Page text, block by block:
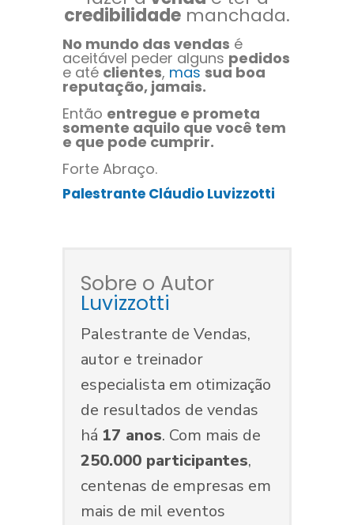
credibilidade manchada.
No mundo das vendas é
aceitável peder alguns pedidos
e até clientes, mas sua boa
reputação, jamais.
Então entregue e prometa
somente aquilo que você tem
e que pode cumprir.
Forte Abraço.
Palestrante Cláudio Luvizzotti
Sobre o Autor
Luvizzotti
Palestrante de Vendas,
autor e treinador
especialista em otimização
de resultados de vendas
há 17 anos. Com mais de
250.000 participantes,
centenas de empresas em
mais de mil eventos